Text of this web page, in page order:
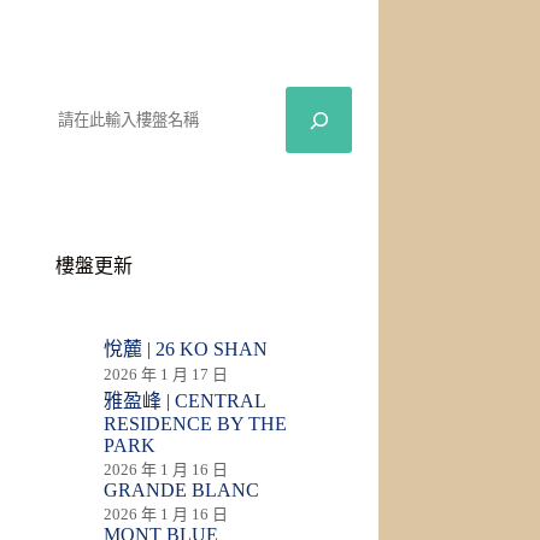
樓盤更新
悅麓 | 26 KO SHAN
2026 年 1 月 17 日
雅盈峰 | CENTRAL
RESIDENCE BY THE
PARK
2026 年 1 月 16 日
GRANDE BLANC
2026 年 1 月 16 日
MONT BLUE